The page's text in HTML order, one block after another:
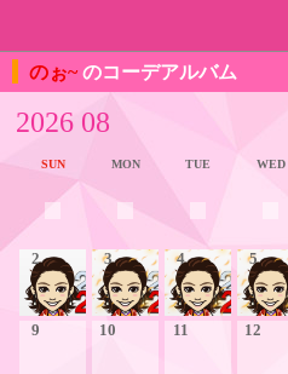
のぉ~ のコーデアルバム
2026 08
SUN MON TUE WED
2 3 4 5
9 10 11 12